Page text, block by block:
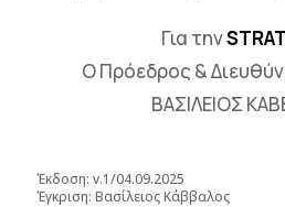
Για την
O Πρόεδρος &
ΒΑΣΙΛΕΙΟΣ
Έκδοση: v.1/04.09.2025
Έγκριση: Βασίλειος Κάββαλος